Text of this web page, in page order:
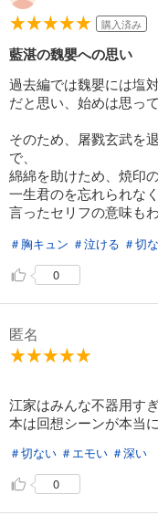
購入済み
藍湛の魏嬰への思い
過去編では魏嬰には塩
だと思い、始めは思っ
そのため、屠戮玄武を
で、
綿綿を助けため、焼印
一生君のを忘れられな
言ったセリフの意味も
＃胸キュン ＃泣ける ＃切
0
匿名
江家はみんな不器用す
本は回想シーンが本当
＃切ない ＃エモい ＃深い
0